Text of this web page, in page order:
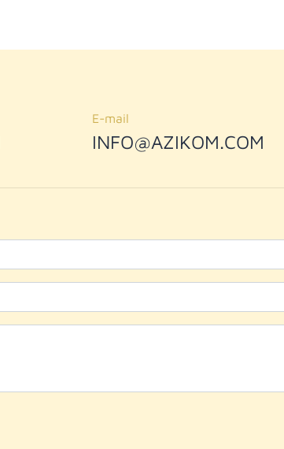
E-mail
INFO@AZIKOM.COM